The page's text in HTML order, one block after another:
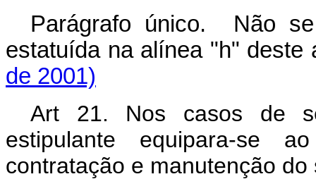
Parágrafo único. Não
estatuída na alínea "h"
de 2001)
Art 21. Nos casos de
estipulante equipara-se
contratação e manutenção do